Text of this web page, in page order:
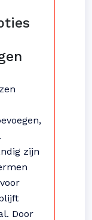
zijn
Door